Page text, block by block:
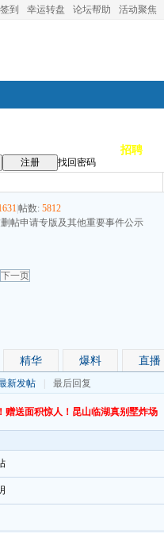
到 幸运转盘 论坛帮助 活动聚焦
招聘
注册
找回密码
帖数: 5812
帖申请专版及其他重要事件公示
下一页
精华 爆料 直播
新发帖 最后回复
赠送面积惊人！昆山临湖真别墅炸场